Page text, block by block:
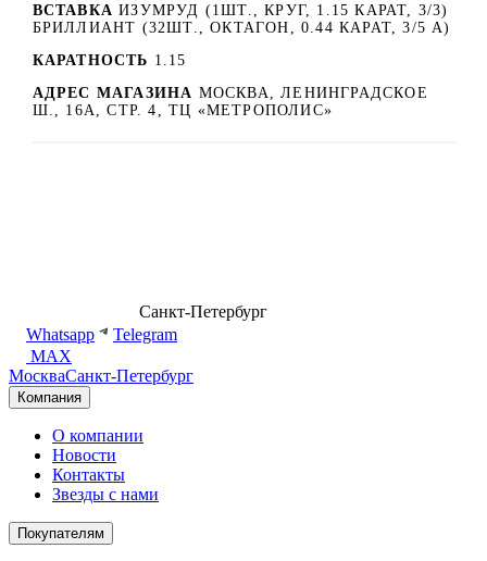
ВСТАВКА ИЗУМРУД (1ШТ., КРУГ, 1.15 КАРАТ, 3/3)
БРИЛЛИАНТ (32ШТ., ОКТАГОН, 0.44 КАРАТ, 3/5 А)
КАРАТНОСТЬ 1.15
АДРЕС МАГАЗИНА МОСКВА, ЛЕНИНГРАДСКОЕ
Ш., 16А, СТР. 4, ТЦ «МЕТРОПОЛИС»
Санкт-Петербург
Whatsapp
Telegram
MAX
МоскваСанкт-Петербург
Компания
О компании
Новости
Контакты
Звезды с нами
Покупателям